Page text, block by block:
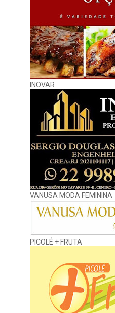
INOVAR
VANUSA MODA FEMININA
PICOLÉ + FRUTA